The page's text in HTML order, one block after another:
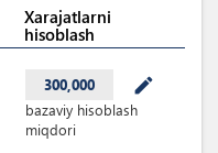
Xarajatlarni
hisoblash
300,000 mode_edit
bazaviy hisoblash
miqdori